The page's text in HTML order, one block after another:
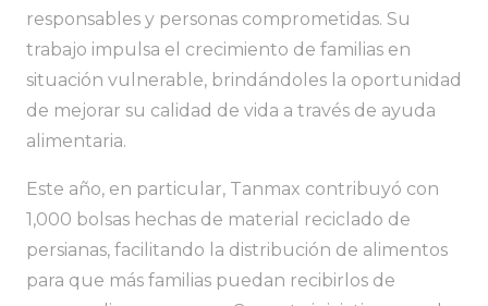
responsables y personas comprometidas. Su
trabajo impulsa el crecimiento de familias en
situación vulnerable, brindándoles la oportunidad
de mejorar su calidad de vida a través de ayuda
alimentaria.
Este año, en particular, Tanmax contribuyó con
1,000 bolsas hechas de material reciclado de
persianas, facilitando la distribución de alimentos
para que más familias puedan recibirlos de